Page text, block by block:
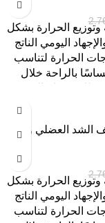
الحرارة بشكل
اليومي الناتج
الحرارة لتناسب
بالراحة خلال
الشد العضلي ومنح
الحرارة بشكل
اليومي الناتج
الحرارة لتناسب